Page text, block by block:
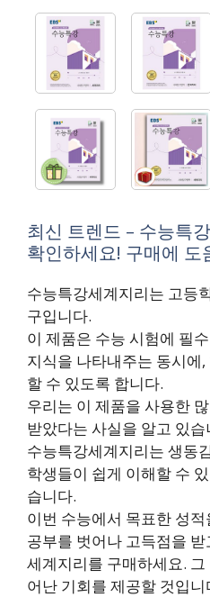
최신 트렌드 – 수능특
확인하세요! 구매에 도
수능특강세계지리는 고등
구입니다.
이 제품은 수능 시험에 필
지식을 나타내주는 동시에
할 수 있도록 합니다.
우리는 이 제품을 사용한
받았다는 사실을 알고 있습
수능특강세계지리는 생동
학생들이 쉽게 이해할 수
습니다.
이번 수능에서 목표한 성
공부를 벗어나 고득점을
세계지리를 구매하세요.
어난 기회를 제공할 것입니